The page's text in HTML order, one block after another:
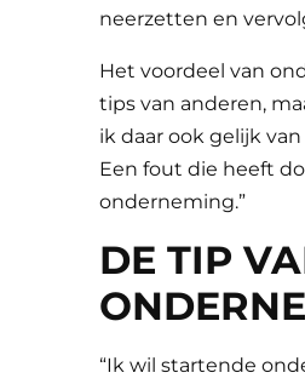
neerzetten en
Het voordeel van
tips van anderen,
ik daar ook gelijk
Een fout die heeft
onderneming.”
DE TIP
“Ik wil startende